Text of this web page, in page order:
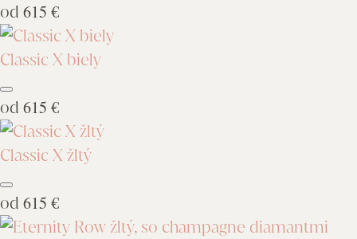
od 615 €
Classic X biely
od 615 €
Classic X žltý
od 615 €